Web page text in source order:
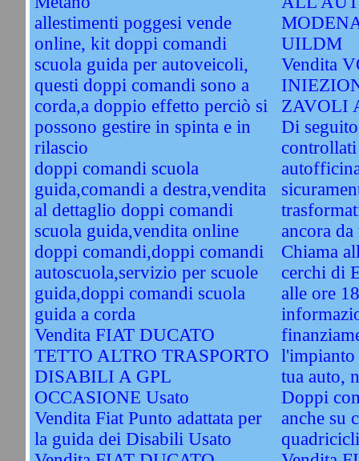
allestimenti poggesi vende
online, kit doppi comandi
scuola guida per autoveicoli,
questi doppi comandi sono a
corda,a doppio effetto perciò si
possono gestire in spinta e in
rilascio
doppi comandi scuola
guida,comandi a destra,vendita
al dettaglio doppi comandi
scuola guida,vendita online
doppi comandi,doppi comandi
autoscuola,servizio per scuole
guida,doppi comandi scuola
guida a corda
Vendita FIAT DUCATO
TETTO ALTRO TRASPORTO
DISABILI A GPL
OCCASIONE Usato
Vendita Fiat Punto adattata per
la guida dei Disabili Usato
UILDM
Vendita
ZAVOLI
Di
ancora
Chiama
cerchi di
alle ore
l'impianto
tua auto,
Doppi
anche su